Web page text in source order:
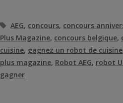
Étiquettes
AEG, concours, concours
Plus Magazine, concours belgique,
cuisine, gagnez un robot de cuisine
plus magazine, Robot AEG, robot
gagner